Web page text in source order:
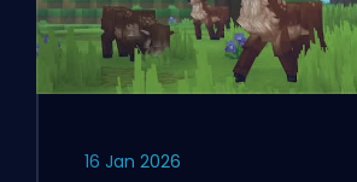
16 Jan 2026